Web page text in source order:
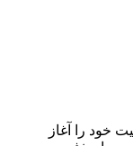
خود را آغاز